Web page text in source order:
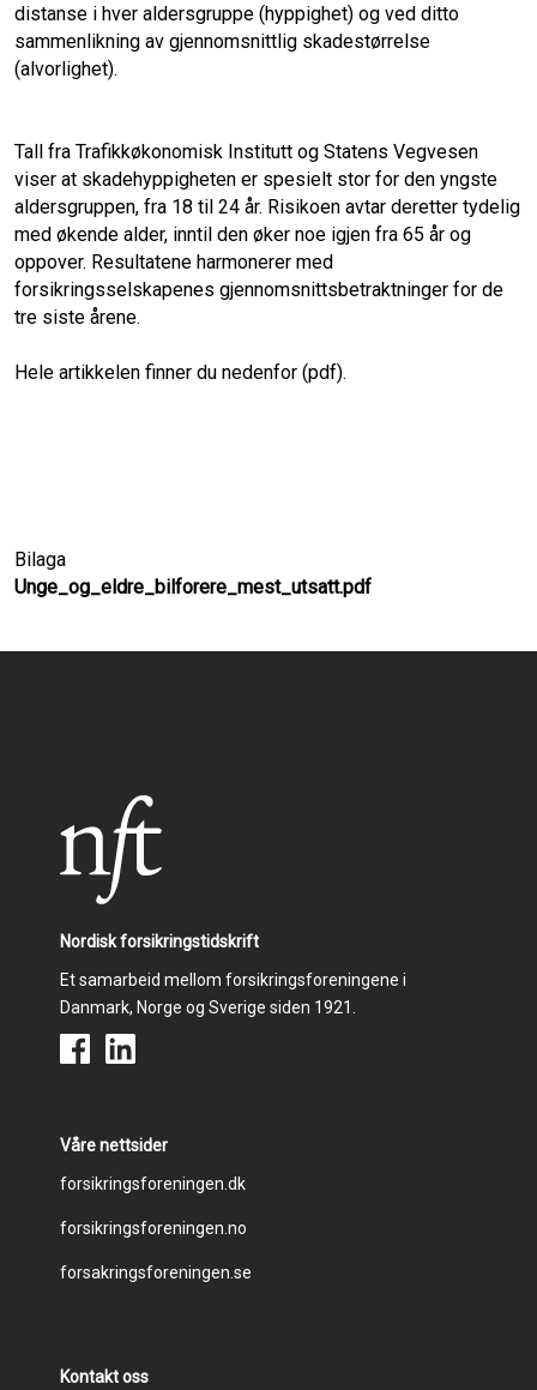
distanse i hver aldersgruppe (hyppighet) og ved ditto
sammenlikning av gjennomsnittlig skadestørrelse
(alvorlighet).
Tall fra Trafikkøkonomisk Institutt og Statens Vegvesen
viser at skadehyppigheten er spesielt stor for den yngste
aldersgruppen, fra 18 til 24 år. Risikoen avtar deretter tydelig
med økende alder, inntil den øker noe igjen fra 65 år og
oppover. Resultatene harmonerer med
forsikringsselskapenes gjennomsnittsbetraktninger for de
tre siste årene.
Hele artikkelen finner du nedenfor (pdf).
Bilaga
Unge_og_eldre_bilforere_mest_utsatt.pdf
Nordisk forsikringstidskrift
Et samarbeid mellom forsikringsforeningene i
Danmark, Norge og Sverige siden 1921.
Våre nettsider
Footer
menu
forsikringsforeningen.dk
forsikringsforeningen.no
forsakringsforeningen.se
Kontakt oss